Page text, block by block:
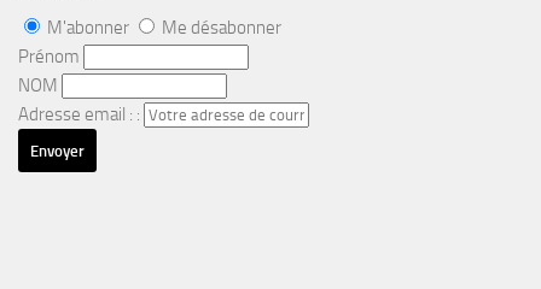
M'abonner
Me désabonner
Prénom
NOM
Adresse email : :